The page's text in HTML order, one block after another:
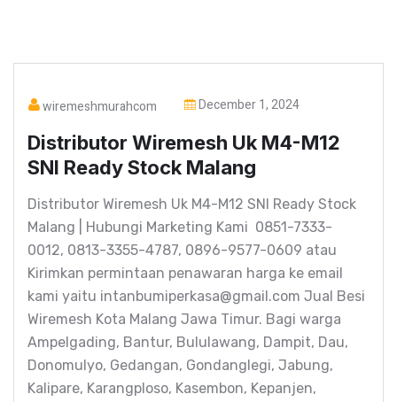
wiremeshmurahcom December 1, 2024
Distributor Wiremesh Uk M4-M12
SNI Ready Stock Malang
Distributor Wiremesh Uk M4-M12 SNI Ready Stock
Malang | Hubungi Marketing Kami 0851-7333-
0012, 0813-3355-4787, 0896-9577-0609 atau
Kirimkan permintaan penawaran harga ke email
kami yaitu intanbumiperkasa@gmail.com Jual Besi
Wiremesh Kota Malang Jawa Timur. Bagi warga
Ampelgading, Bantur, Bululawang, Dampit, Dau,
Donomulyo, Gedangan, Gondanglegi, Jabung,
Kalipare, Karangploso, Kasembon, Kepanjen,